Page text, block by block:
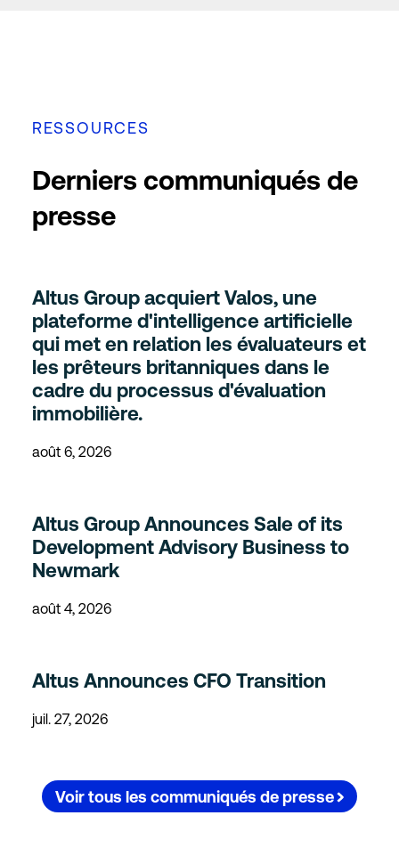
RESSOURCES
Derniers communiqués de
presse
Altus Group acquiert Valos, une
plateforme d'intelligence artificielle
qui met en relation les évaluateurs et
les prêteurs britanniques dans le
cadre du processus d'évaluation
immobilière.
août 6, 2026
Altus Group Announces Sale of its
Development Advisory Business to
Newmark
août 4, 2026
Altus Announces CFO Transition
juil. 27, 2026
Voir tous les communiqués de presse